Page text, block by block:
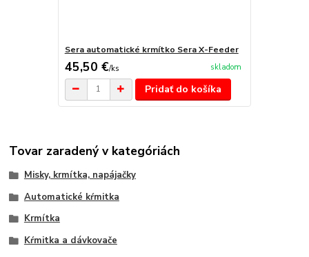
Sera automatické krmítko Sera X-Feeder
45,50 €/ks skladom
Pridať do košíka
Tovar zaradený v kategóriách
Misky, krmítka, napájačky
Automatické kŕmitka
Krmítka
Kŕmitka a dávkovače